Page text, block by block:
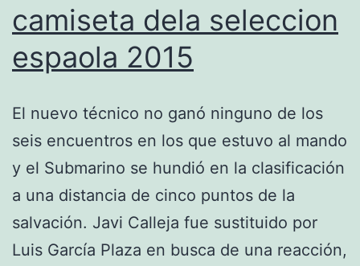
camiseta dela seleccion
espaola 2015
El nuevo técnico no ganó ninguno de los
seis encuentros en los que estuvo al mando
y el Submarino se hundió en la clasificación
a una distancia de cinco puntos de la
salvación. Javi Calleja fue sustituido por
Luis García Plaza en busca de una reacción,